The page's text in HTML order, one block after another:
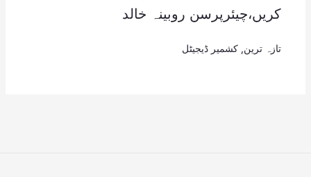
کریں،چیئرپرسن روبینہ خالد
تازہ ترین کشمیر ڈیجیٹل